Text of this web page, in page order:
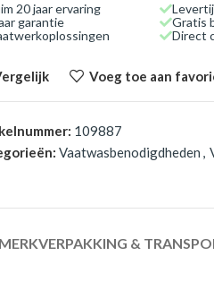
20 jaar ervaring
garantie
Gratis
Direct
Voeg toe aan
109887
Vaatwasbenodigdheden ,
VERPAKKING &